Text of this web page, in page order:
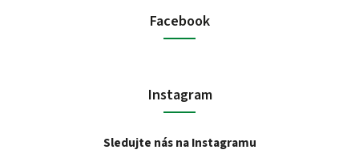
Facebook
Instagram
Sledujte nás na Instagramu